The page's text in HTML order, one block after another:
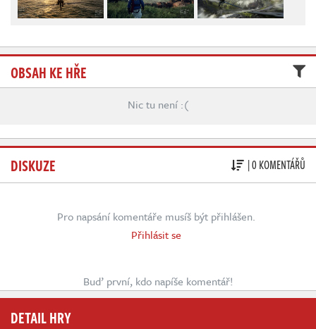
OBSAH KE HŘE
Nic tu není :(
DISKUZE | 0 KOMENTÁŘŮ
Pro napsání komentáře musíš být přihlášen.
Přihlásit se
Buď první, kdo napíše komentář!
DETAIL HRY